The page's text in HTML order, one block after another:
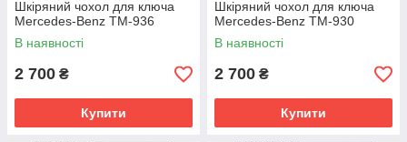
Шкіряний чохол для ключа
Mercedes-Benz TM-936
В наявності
2 700 ₴
Купити
Шкіряний чохол для ключа
Mercedes-Benz TM-930
В наявності
2 700 ₴
Купити